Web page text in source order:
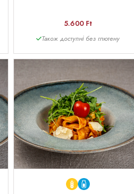
5.600 Ft
Також доступні без глютену